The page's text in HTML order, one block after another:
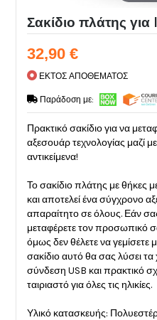
Σακίδιο πλάτης
32,90 €
ΕΚΤΟΣ ΑΠΟΘΕΜΑΤΟΣ
Παράδοση με:
Πρακτικό σακίδιο για να
αξεσουάρ τεχνολογίας μαζί
αντικείμενα!
Το σακίδιο πλάτης με
και αποτελεί ένα σύγχρονο
απαραίτητο σε όλους. Εάν
μεταφέρετε τον προσωπικό
όμως δεν θέλετε να γεμίσετε
σακίδιο αυτό θα σας λύσει τα
σύνδεση USB και πρακτικό
ταιριαστό για όλες τις ηλικίες.
Υλικό κατασκευής: